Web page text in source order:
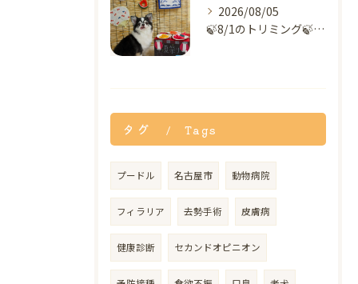
2026/08/05
🍃8/1のトリミング🍃チワワ🐶｜名東区・千種区・守山区の動物...
タグ Tags
プードル 名古屋市 動物病院
フィラリア 去勢手術 皮膚病
健康診断 セカンドオピニオン